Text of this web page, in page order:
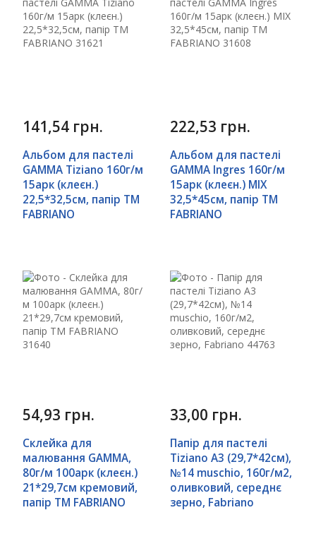
141,54 грн.
Альбом для пастелі
GAMMA Tiziano 160г/м
15арк (клеєн.)
22,5*32,5см, папір ТМ
FABRIANO
222,53 грн.
Альбом для пастелі
GAMMA Ingres 160г/м
15арк (клеєн.) MIX
32,5*45см, папір ТМ
FABRIANO
54,93 грн.
Склейка для
малювання GAMMA,
80г/м 100арк (клеєн.)
21*29,7см кремовий,
папір ТМ FABRIANO
33,00 грн.
Папір для пастелі
Tiziano A3 (29,7*42см),
№14 muschio, 160г/м2,
оливковий, середнє
зерно, Fabriano